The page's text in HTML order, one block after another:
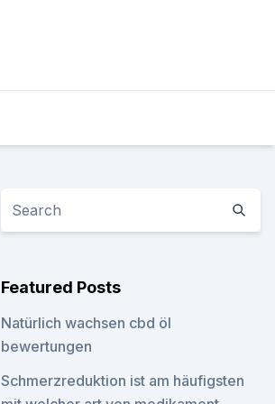
Featured Posts
Natürlich wachsen cbd öl
bewertungen
Schmerzreduktion ist am häufigsten